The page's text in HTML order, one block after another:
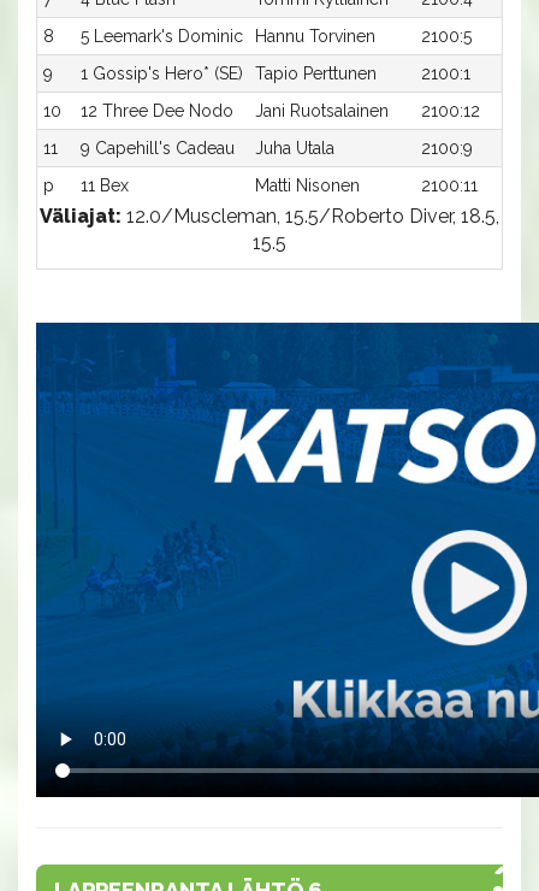
8
5 Leemark's Dominic Hannu Torvinen 2100:5
9
1 Gossip's Hero* (SE) Tapio Perttunen 2100:1
10
12 Three Dee Nodo Jani Ruotsalainen 2100:12
11
9 Capehill's Cadeau Juha Utala 2100:9
p
11 Bex Matti Nisonen 2100:11
Väliajat: 12.0/Muscleman, 15.5/Roberto Diver, 18.5,
15.5